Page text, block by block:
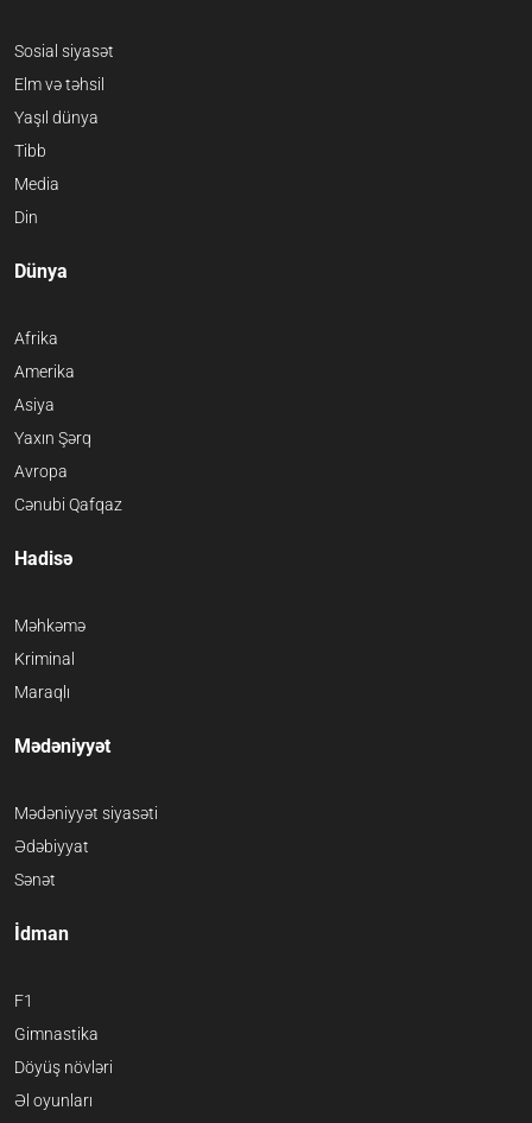
Sosial siyasət
Elm və təhsil
Yaşıl dünya
Tibb
Media
Din
Dünya
Afrika
Amerika
Asiya
Yaxın Şərq
Avropa
Cənubi Qafqaz
Hadisə
Məhkəmə
Kriminal
Maraqlı
Mədəniyyət
Mədəniyyət siyasəti
Ədəbiyyat
Sənət
İdman
F1
Gimnastika
Döyüş növləri
Əl oyunları